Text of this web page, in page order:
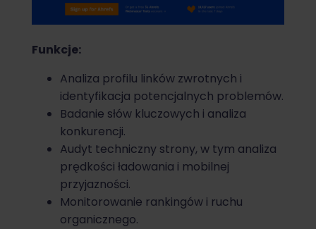
Funkcje:
Analiza profilu linków zwrotnych i
identyfikacja potencjalnych problemów.
Badanie słów kluczowych i analiza
konkurencji.
Audyt techniczny strony, w tym analiza
prędkości ładowania i mobilnej
przyjazności.
Monitorowanie rankingów i ruchu
organicznego.